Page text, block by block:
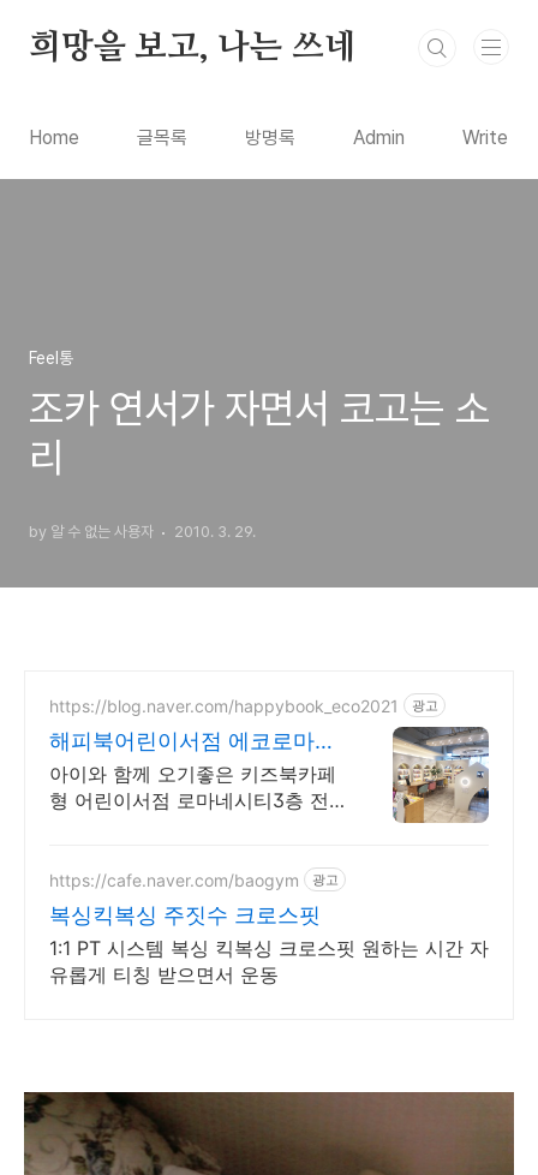
희망을 보고, 나는 쓰네
Home 글목록 방명록 Admin Write
Feel통
조카 연서가 자면서 코고는 소
리
by 알 수 없는 사용자 2010. 3. 29.
https://blog.naver.com/happybook_eco2021 광고
해피북어린이서점 에코로마네
시티 3층 무료주차
아이와 함께 오기좋은 키즈북카페
형 어린이서점 로마네시티3층 전
이 문화누리
https://cafe.naver.com/baogym 광고
복싱킥복싱 주짓수 크로스핏
1:1 PT 시스템 복싱 킥복싱 크로스핏 원하는 시간 자
유롭게 티칭 받으면서 운동